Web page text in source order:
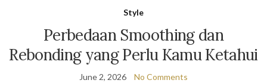
Style
Perbedaan Smoothing dan
Rebonding yang Perlu Kamu Ketahui
June 2, 2026 No Comments